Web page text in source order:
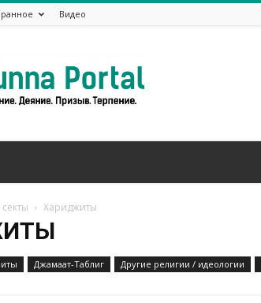
Видео
Портал
Хариджиты
Джамаат-Таблиг Другие религии / идеологии